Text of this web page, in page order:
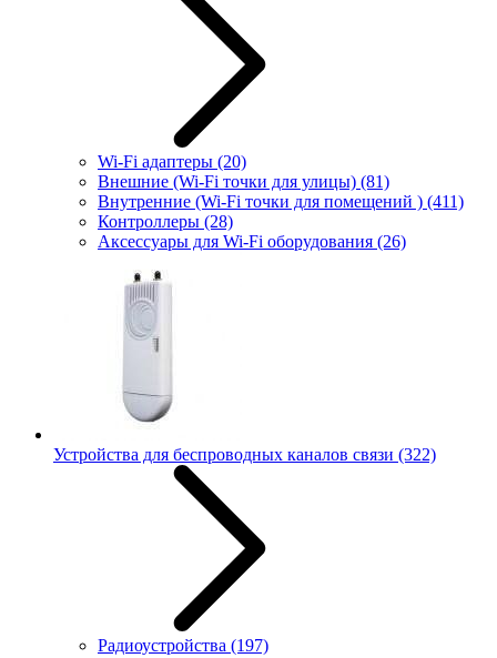
Wi-Fi адаптеры (20)
Внешние (Wi-Fi точки для улицы) (81)
Внутренние (Wi-Fi точки для помещений ) (411)
Контроллеры (28)
Аксессуары для Wi-Fi оборудования (26)
Устройства для беспроводных каналов связи (322)
Радиоустройства (197)